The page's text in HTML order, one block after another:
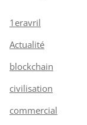
1eravril
Actualité
blockchain
civilisation
commercial